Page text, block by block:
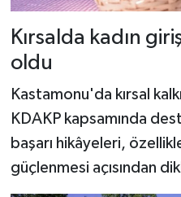
Kırsalda kadın
oldu
Kastamonu'da kırsal
KDAKP kapsamında
başarı hikâyeleri,
güçlenmesi açısından